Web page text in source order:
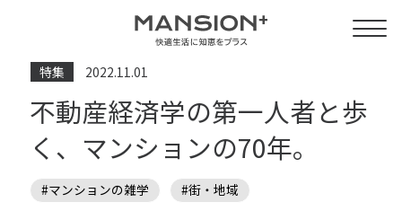
特集 2022.11.01
不動産経済学の第一人者と歩
く、マンションの70年。
#マンションの雑学 #街・地域